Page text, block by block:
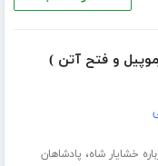
و فتح آتن )
خشایار شاه، پادشاهان